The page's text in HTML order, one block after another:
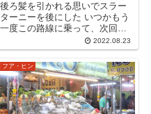
後ろ髪を引かれる思いでスラー
ターニーを後にした いつかもう
一度この路線に乗って、次回は
必ず「サムイ島」に行こう。
と、固く心に誓った。 と言って
も、サムイ島がどれほど良いの
かは知らない。だって、行った
事がないのだから。 ...
2022.08.23
フア・ヒン